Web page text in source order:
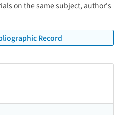
on the same subject, author's
Record